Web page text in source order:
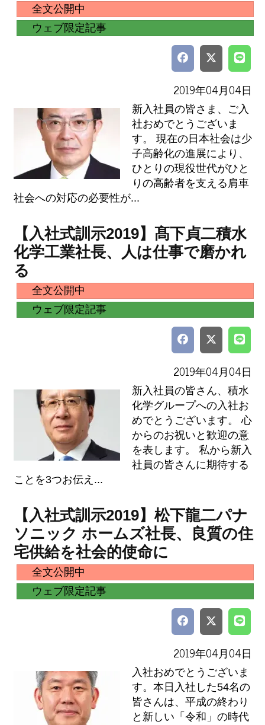
全文公開中
ウェブ限定記事
2019年04月04日
新入社員の皆さま、ご入
社おめでとうございま
す。 現在の日本社会は少
子高齢化の進展により、
ひとりの現役世代がひと
りの高齢者を支える肩車
社会への対応の必要性が...
【入社式訓示2019】髙下貞二積水
化学工業社長、人は仕事で磨かれ
る
全文公開中
ウェブ限定記事
2019年04月04日
新入社員の皆さん、積水
化学グループへの入社お
めでとうございます。 心
からのお祝いと歓迎の意
を表します。 私から新入
社員の皆さんに期待する
ことを3つお伝え...
【入社式訓示2019】松下龍二パナ
ソニック ホームズ社長、良質の住
宅供給を社会的使命に
全文公開中
ウェブ限定記事
2019年04月04日
入社おめでとうございま
す。本日入社した54名の
皆さんは、平成の終わり
と新しい「令和」の時代